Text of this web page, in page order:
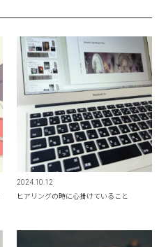
2024.10.12
ヒアリングの時に心掛けていること